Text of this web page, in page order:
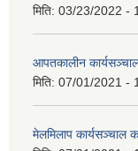
मिति: 03/23/2022 -
आपतकालीन
मिति: 07/01/2021 -
मेलमिलाप कार्यसञ्चाल